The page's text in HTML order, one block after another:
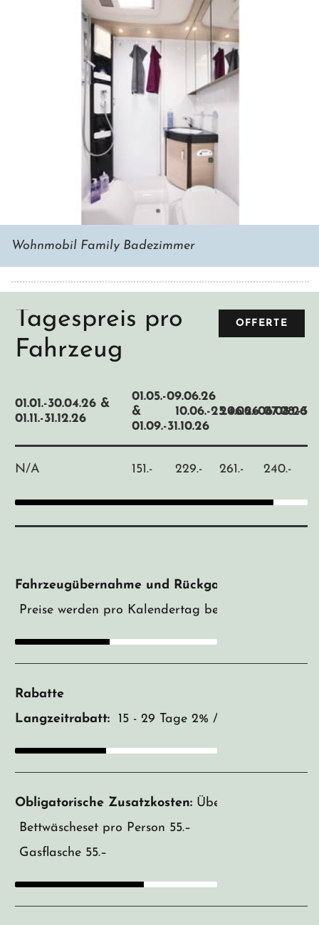
Wohnmobil Family Badezimmer
OFFERTE
Tagespreis pro
Fahrzeug
01.01.-30.04.26 &
01.11.-31.12.26
01.05.-09.06.26
&
01.09.-31.10.26
10.06.-23.06.2624.06.-06.08.26
07.08.-
N/A 151.- 229.- 261.- 240.-
Fahrzeugübernahme und Rückgabe:
Preise werden pro Kalendertag berechnet, jeder
Rabatte
Langzeitrabatt: 15 - 29 Tage 2% / 30 - 44 Tage 7
Obligatorische Zusatzkosten: Übernahmegebühr
Bettwäscheset pro Person 55.–
Gasflasche 55.–